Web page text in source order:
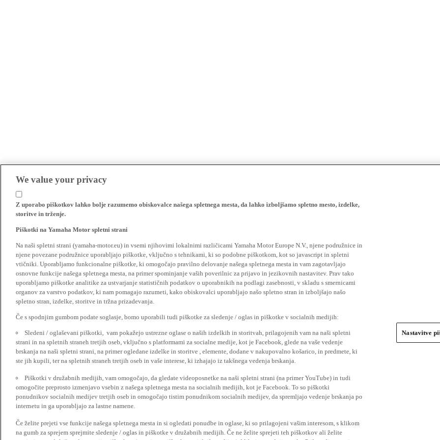
We value your privacy
Z uporabo piškotkov lahko bolje razumemo obiskovalce našega spletnega mesta, da lahko izboljšamo spletno mesto, izdelke,
storitve in trženje.
Piškotki na Yamaha Motor spletni strani
Na naši spletni strani (yamaha-motor.eu) in vsemi njihovimi lokalnimi različicami Yamaha Motor Europe N.V., njene podružnice in
njene povezane podružnice uporabljajo piškotke, vključno s tehnikami, ki so podobne piškotkom, kot so javascript in spletni
vtičniki. Uporabljamo funkcionalne piškotke, ki omogočajo pravilno delovanje našega spletnega mesta in vam zagotavljajo
osnovne funkcije našega spletnega mesta, na primer spominjanje vaših poverilnic za prijavo in jezikovnih nastavitev. Prav tako
uporabljamo piškotke analitike za ustvarjanje statističnih podatkov o uporabnikih na podlagi zasebnosti, v skladu s smernicami
organov za varstvo podatkov, ki nam pomagajo razumeti, kako obiskovalci uporabljajo našo spletno stran in izboljšajo našo
spletno stran, izdelke, storitve in tržna prizadevanja.
Če s spodnjim gumbom podate soglasje, bomo uporabili tudi piškotke za sledenje / oglas in piškotke v socialnih medijih:
Sledeni / oglaševani piškotki, vam pokažejo ustrezne oglase o naših izdelkih in storitvah, prilagojenih vam na naši spletni
strani in na spletnih straneh tretjih oseb, vključno s platformami za socialne medije, kot je Facebook, glede na vaše vedenje
brskanja na naši spletni strani, na primer ogledane izdelke in storitve , elemente, dodane v nakupovalno košarico, in predmete, ki
ste jih kupili, ter na spletnih straneh tretjih oseb in vaše interese, ki izhajajo iz takšnega vedenja brskanja.
Piškotki v družabnih medijih, vam omogočajo, da gledate videoposnetke na naši spletni strani (na primer YouTube) in tudi
omogočite preprosto izmenjavo vsebin z našega spletnega mesta na socialnih medijih, kot je Facebook. To so piškotki
ponudnikov socialnih medijev tretjih oseb in omogočajo tistim ponudnikom socialnih medijev, da spremljajo vedenje brskanja po
internetu in ga uporabljajo za lastne namene.
Če želite prejeti vse funkcije našega spletnega mesta in si ogledati ponudbe in oglase, ki so prilagojeni vašim interesom, s klikom
na gumb za sprejem sprejmite sledenje / oglas in piškotke v družabnih medijih. Če ne želite sprejeti teh piškotkov ali želite
Nastavitve